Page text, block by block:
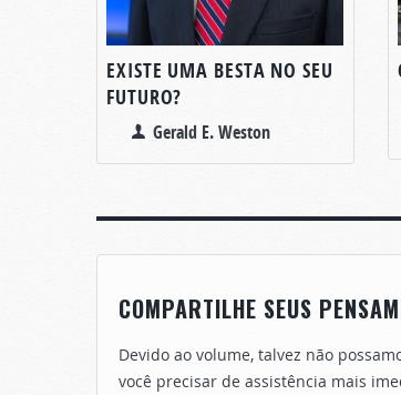
EXISTE UMA BESTA NO SEU
FUTURO?
Gerald E. Weston
COMPARTILHE SEUS
Devido ao volume, talvez não
você precisar de assistência mais